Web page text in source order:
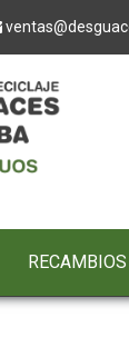
RECAMBIOS